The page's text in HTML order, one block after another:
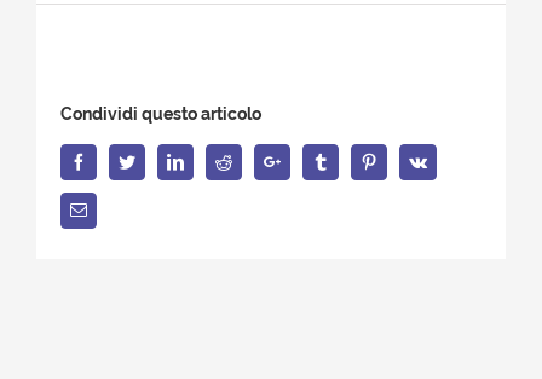
Condividi questo articolo
FacebookTwitterLinkedInReddit Google+ Tumblr PinterestVk
Email